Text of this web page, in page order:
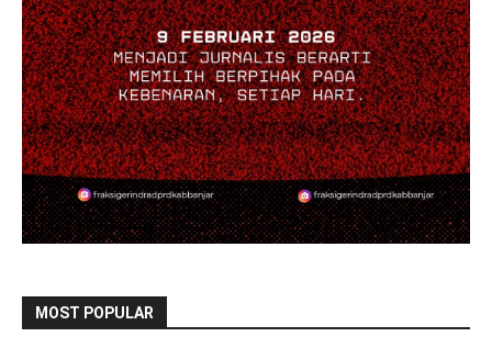
MOST POPULAR